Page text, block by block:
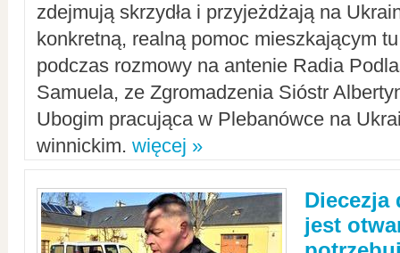
zdejmują skrzydła i przyjeżdżają na
konkretną, realną pomoc mieszkającym
podczas rozmowy na antenie Radia
Samuela, ze Zgromadzenia Sióstr
Ubogim pracująca w Plebanówce na
winnickim. więcej »
Diecezja
jest